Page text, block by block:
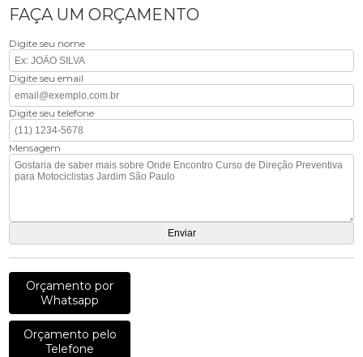
FAÇA UM ORÇAMENTO
Digite seu nome
Digite seu email
Digite seu telefone
Mensagem
Orçamento por
Whatsapp
Orçamento pelo
Telefone